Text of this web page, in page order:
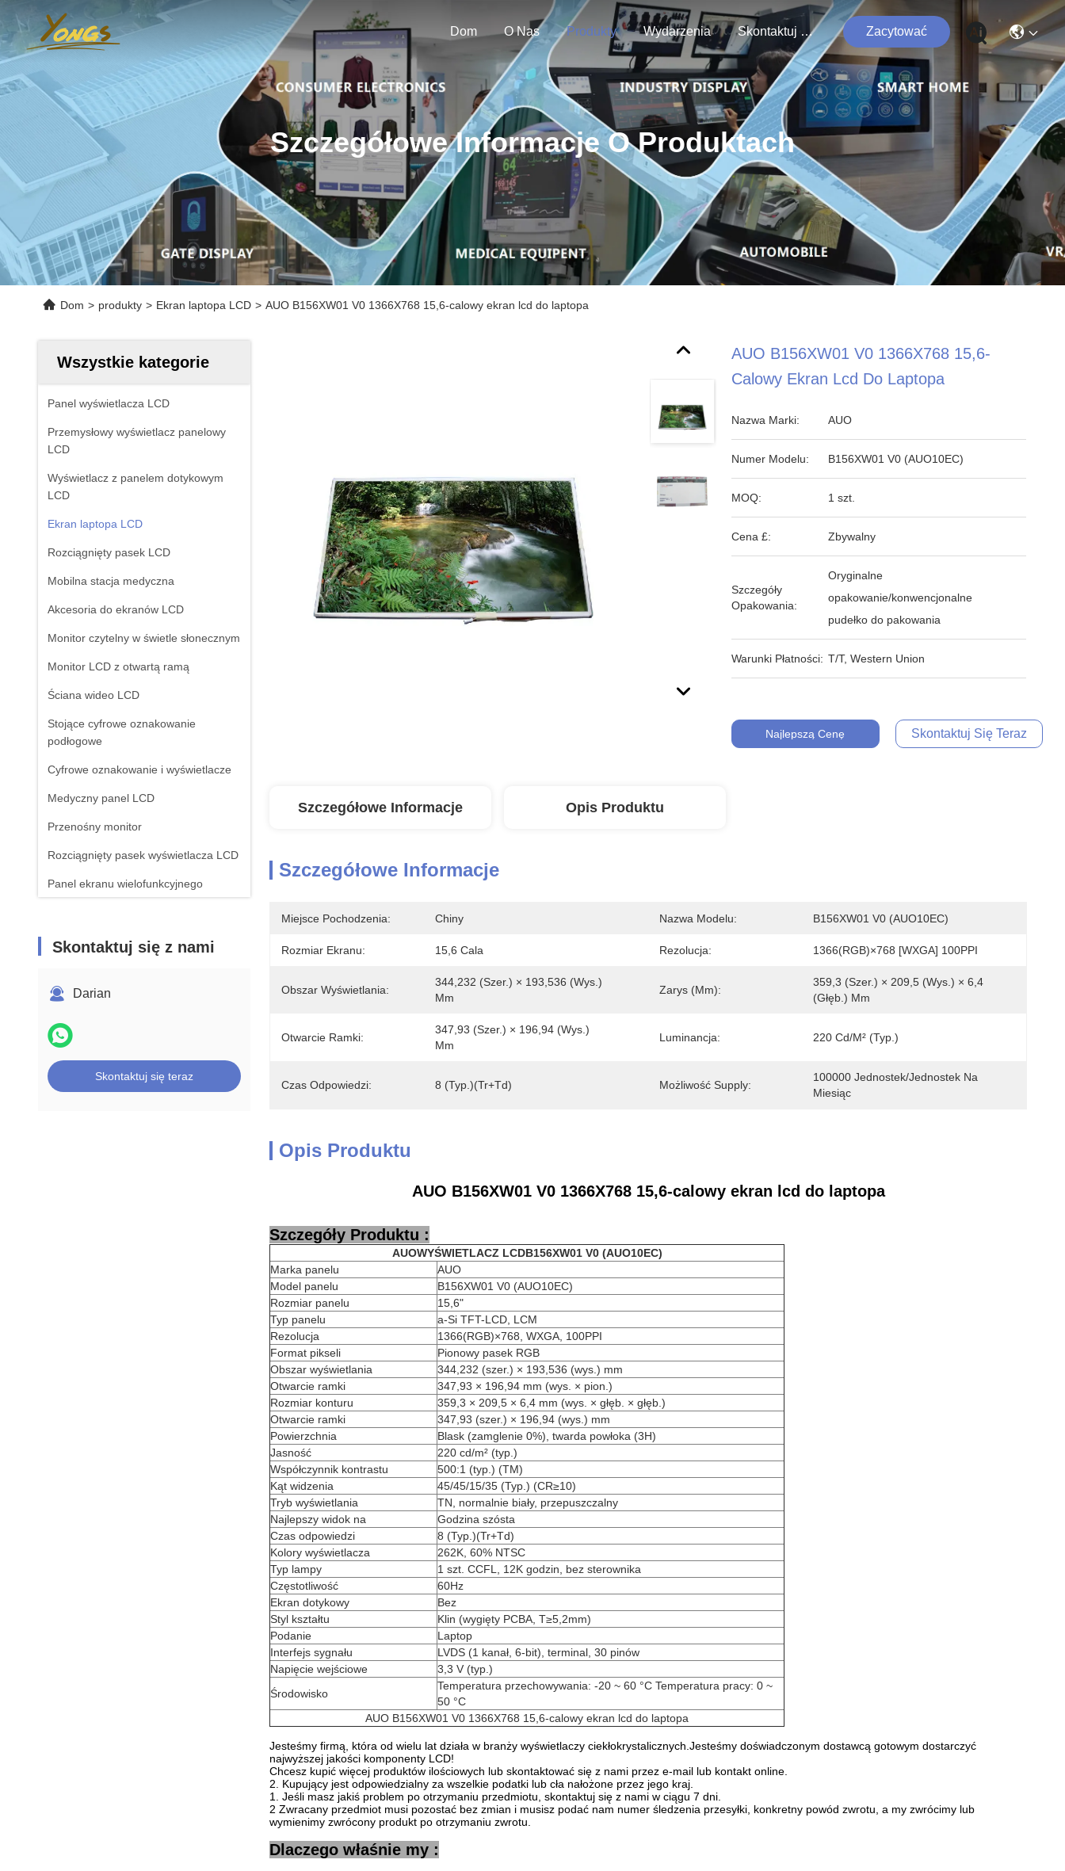
Dom O Nas Produkty Wydarzenia Skontaktuj Się Z Nami Zacytować
Szczegółowe Informacje O Produktach
Dom > produkty > Ekran laptopa LCD > AUO B156XW01 V0 1366X768 15,6-calowy ekran lcd do laptopa
Wszystkie kategorie
Panel wyświetlacza LCD
Przemysłowy wyświetlacz panelowy
LCD
Wyświetlacz z panelem dotykowym
LCD
Ekran laptopa LCD
Rozciągnięty pasek LCD
Mobilna stacja medyczna
Akcesoria do ekranów LCD
Monitor czytelny w świetle słonecznym
Monitor LCD z otwartą ramą
Ściana wideo LCD
Stojące cyfrowe oznakowanie
podłogowe
Cyfrowe oznakowanie i wyświetlacze
Medyczny panel LCD
Przenośny monitor
Rozciągnięty pasek wyświetlacza LCD
Panel ekranu wielofunkcyjnego
Skontaktuj się z nami
Darian
Skontaktuj się teraz
AUO B156XW01 V0 1366X768 15,6-
Calowy Ekran Lcd Do Laptopa
Nazwa Marki: AUO
Numer Modelu: B156XW01 V0 (AUO10EC)
MOQ: 1 szt.
Cena £: Zbywalny
Szczegóły
Opakowania:
Oryginalne
opakowanie/konwencjonalne
pudełko do pakowania
Warunki Płatności: T/T, Western Union
Najlepszą Cenę Skontaktuj Się Teraz
Szczegółowe Informacje Opis Produktu
Szczegółowe Informacje
Miejsce Pochodzenia: Chiny Nazwa Modelu: B156XW01 V0 (AUO10EC)
Rozmiar Ekranu: 15,6 Cala Rezolucja: 1366(RGB)×768 [WXGA] 100PPI
Obszar Wyświetlania:
344,232 (szer.) × 193,536 (wys.)
Mm
Zarys (mm):
359,3 (szer.) × 209,5 (wys.) × 6,4
(głęb.) Mm
Otwarcie Ramki:
347,93 (szer.) × 196,94 (wys.)
Mm
Luminancja: 220 Cd/m² (typ.)
Czas Odpowiedzi: 8 (Typ.)(Tr+Td) Możliwość Supply:
100000 Jednostek/jednostek Na
Miesiąc
Opis Produktu
AUO B156XW01 V0 1366X768 15,6-calowy ekran lcd do laptopa
Szczegóły Produktu :
AUOWYŚWIETLACZ LCDB156XW01 V0 (AUO10EC)
Marka panelu
AUO
Model panelu
B156XW01 V0 (AUO10EC)
Rozmiar panelu
15,6"
Typ panelu
a-Si TFT-LCD, LCM
Rezolucja
1366(RGB)×768, WXGA, 100PPI
Format pikseli
Pionowy pasek RGB
Obszar wyświetlania
344,232 (szer.) × 193,536 (wys.) mm
Otwarcie ramki
347,93 × 196,94 mm (wys. × pion.)
Rozmiar konturu
359,3 × 209,5 × 6,4 mm (wys. × głęb. × głęb.)
Otwarcie ramki
347,93 (szer.) × 196,94 (wys.) mm
Powierzchnia
Blask (zamglenie 0%), twarda powłoka (3H)
Jasność
220 cd/m² (typ.)
Współczynnik kontrastu
500:1 (typ.) (TM)
Kąt widzenia
45/45/15/35 (Typ.) (CR≥10)
Tryb wyświetlania
TN, normalnie biały, przepuszczalny
Najlepszy widok na
Godzina szósta
Czas odpowiedzi
8 (Typ.)(Tr+Td)
Kolory wyświetlacza
262K, 60% NTSC
Typ lampy
1 szt. CCFL, 12K godzin, bez sterownika
Częstotliwość
60Hz
Ekran dotykowy
Bez
Styl kształtu
Klin (wygięty PCBA, T≥5,2mm)
Podanie
Laptop
Interfejs sygnału
LVDS (1 kanał, 6-bit), terminal, 30 pinów
Napięcie wejściowe
3,3 V (typ.)
Środowisko
Temperatura przechowywania: -20 ~ 60 °C Temperatura pracy: 0 ~
50 °C
AUO B156XW01 V0 1366X768 15,6-calowy ekran lcd do laptopa
Jesteśmy firmą, która od wielu lat działa w branży wyświetlaczy ciekłokrystalicznych.Jesteśmy doświadczonym dostawcą gotowym dostarczyć
najwyższej jakości komponenty LCD!
Chcesz kupić więcej produktów ilościowych lub skontaktować się z nami przez e-mail lub kontakt online.
2. Kupujący jest odpowiedzialny za wszelkie podatki lub cła nałożone przez jego kraj.
1. Jeśli masz jakiś problem po otrzymaniu przedmiotu, skontaktuj się z nami w ciągu 7 dni.
2 Zwracany przedmiot musi pozostać bez zmian i musisz podać nam numer śledzenia przesyłki, konkretny powód zwrotu, a my zwrócimy lub
wymienimy zwrócony produkt po otrzymaniu zwrotu.
Dlaczego właśnie my :